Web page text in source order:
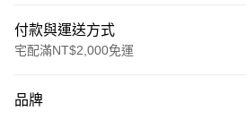
付款與運送方式
宅配滿NT$2,000免運
信用卡一次付款
品牌